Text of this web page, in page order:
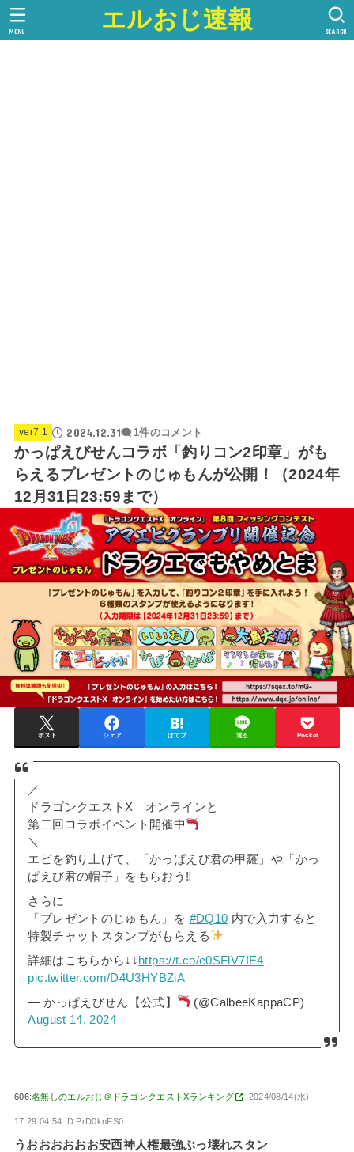
エルおじ速報 SEARCH
MENU
ver7.1 2024.12.31 1件のコメント
かっぱえびせんコラボ「釣りコン2印章」がも
らえるプレゼントのじゅもんが公開！（2024年
12月31日23:59まで）
ポスト シェア はてブ 送る Pocket
／
ドラゴンクエストX オンラインと
第二回コラボイベント開催中
＼
エビを釣り上げて、「かっぱえび君の甲羅」や「かっ
ぱえび君の帽子」をもらおう‼
さらに
「プレゼントのじゅもん」を #DQ10 内で入力すると
特製チャットスタンプがもらえる
詳細はこちらから↓↓ https://t.co/e0SFlV7IE4
pic.twitter.com/D4U3HYBZiA
— かっぱえびせん【公式】
(@CalbeeKappaCP)
August 14, 2024
606:名無しのエルおじ＠ドラゴンクエストXランキング 2024/08/14(水)
17:29:04.54 ID:PrD0knFS0
うおおおおおお安西神人権最強ぶっ壊れスタン